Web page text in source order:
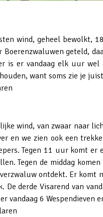
wind, geheel bewolkt,
geteld,
is er vandaag elk uur
want soms zie je
wind, van zwaar naar
en we zien ook een
Tegen 11 uur komt er
Tegen de middag
ontdekt. Er komt
De derde Visarend van
vandaag 6